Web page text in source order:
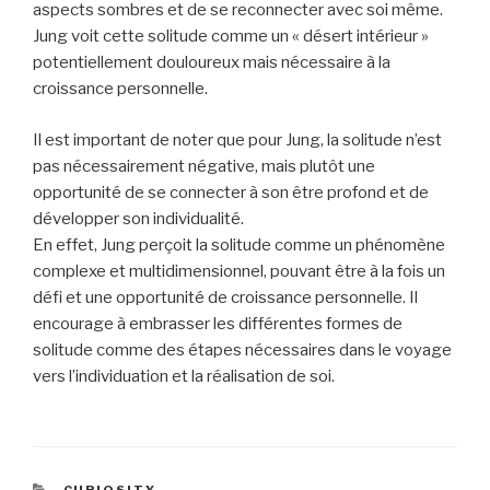
aspects sombres et de se reconnecter avec soi même.
Jung voit cette solitude comme un « désert intérieur »
potentiellement douloureux mais nécessaire à la
croissance personnelle.
Il est important de noter que pour Jung, la solitude n’est
pas nécessairement négative, mais plutôt une
opportunité de se connecter à son être profond et de
développer son individualité.
En effet, Jung perçoit la solitude comme un phénomène
complexe et multidimensionnel, pouvant être à la fois un
défi et une opportunité de croissance personnelle. Il
encourage à embrasser les différentes formes de
solitude comme des étapes nécessaires dans le voyage
vers l’individuation et la réalisation de soi.